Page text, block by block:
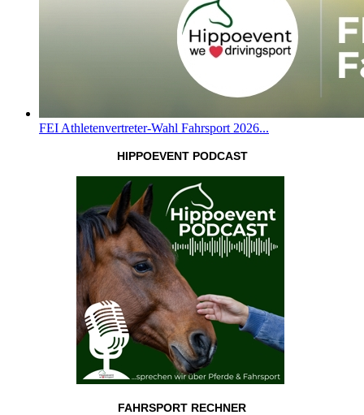
FEI Athletenvertreter-Wahl Fahrsport 2026...
HIPPOEVENT PODCAST
FAHRSPORT RECHNER